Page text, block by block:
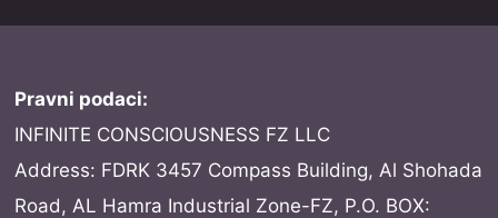
Pravni podaci:
INFINITE CONSCIOUSNESS FZ LLC
Address: FDRK 3457 Compass Building, Al Shohada
Road, AL Hamra Industrial Zone-FZ, P.O. BOX: